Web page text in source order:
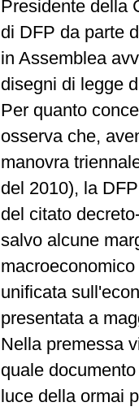
Presidente della
di DFP da parte
in Assemblea
disegni di legge
Per quanto
osserva che,
manovra
del 2010), la
del citato
salvo alcune
unificata
presentata a
Nella premessa
quale
luce della ormai